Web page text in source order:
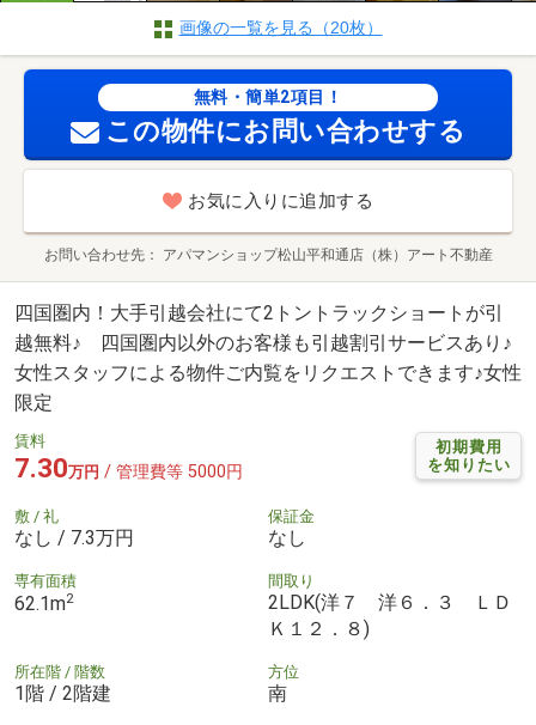
画像の一覧を見る（20枚）
無料・簡単2項目！
この物件にお問い合わせする
お気に入りに追加する
お問い合わせ先 アパマンショップ松山平和通店（株）アート不動産
四国圏内！大手引越会社にて2トントラックショートが引
越無料♪ 四国圏内以外のお客様も引越割引サービスあり♪
女性スタッフによる物件ご内覧をリクエストできます♪女性
限定
初期費用
を知りたい
賃料
7.30万円 / 管理費等 5000円
敷 / 礼
なし / 7.3万円
保証金
なし
専有面積
62.1m2
間取り
2LDK(洋７ 洋６．３ ＬＤ
Ｋ１２．８)
所在階 / 階数
1階 / 2階建
方位
南